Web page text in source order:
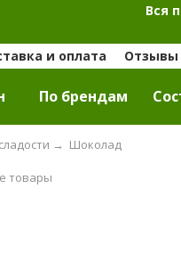
Вся
и оплата Отзывы
По брендам
→ Шоколад
товары